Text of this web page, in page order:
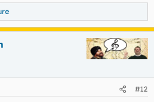
#12